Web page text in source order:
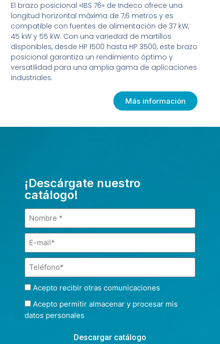
El brazo posicional «IBS 76» de Indeco ofrece una
longitud horizontal máxima de 7,6 metros y es
compatible con fuentes de alimentación de 37 kW,
45 kW y 55 kW. Con una variedad de martillos
disponibles, desde HP 1500 hasta HP 3500, este brazo
posicional garantiza un rendimiento óptimo y
versatilidad para una amplia gama de aplicaciones
industriales.
Más información
¡Descárgate nuestro
catálogo!
Acepto recibir otras comunicaciones
Acepto permitir almacenar y procesar mis
datos personales
Descargar catálogo